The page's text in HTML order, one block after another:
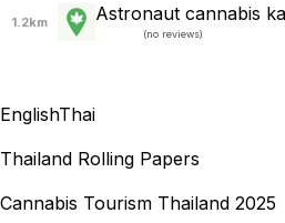
1.2km Astronaut cannabis
(no reviews)
EnglishThai
Thailand Rolling Papers
Cannabis Tourism Thailand 2025